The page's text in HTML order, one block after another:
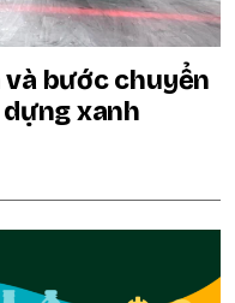
bước chuyển
xanh